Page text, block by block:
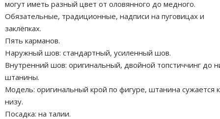
могут иметь разный цвет от оловянного до медного.
Обязательные, традиционные, надписи на пуговицах и
заклёпках.
Пять карманов.
Наружный шов: стандартный, усиленный шов.
Внутренний шов: оригинальный, двойной топстиччинг до
штанины.
Модель: оригинальный крой по фигуре, штанина сужается к
низу.
Посадка: на талии.